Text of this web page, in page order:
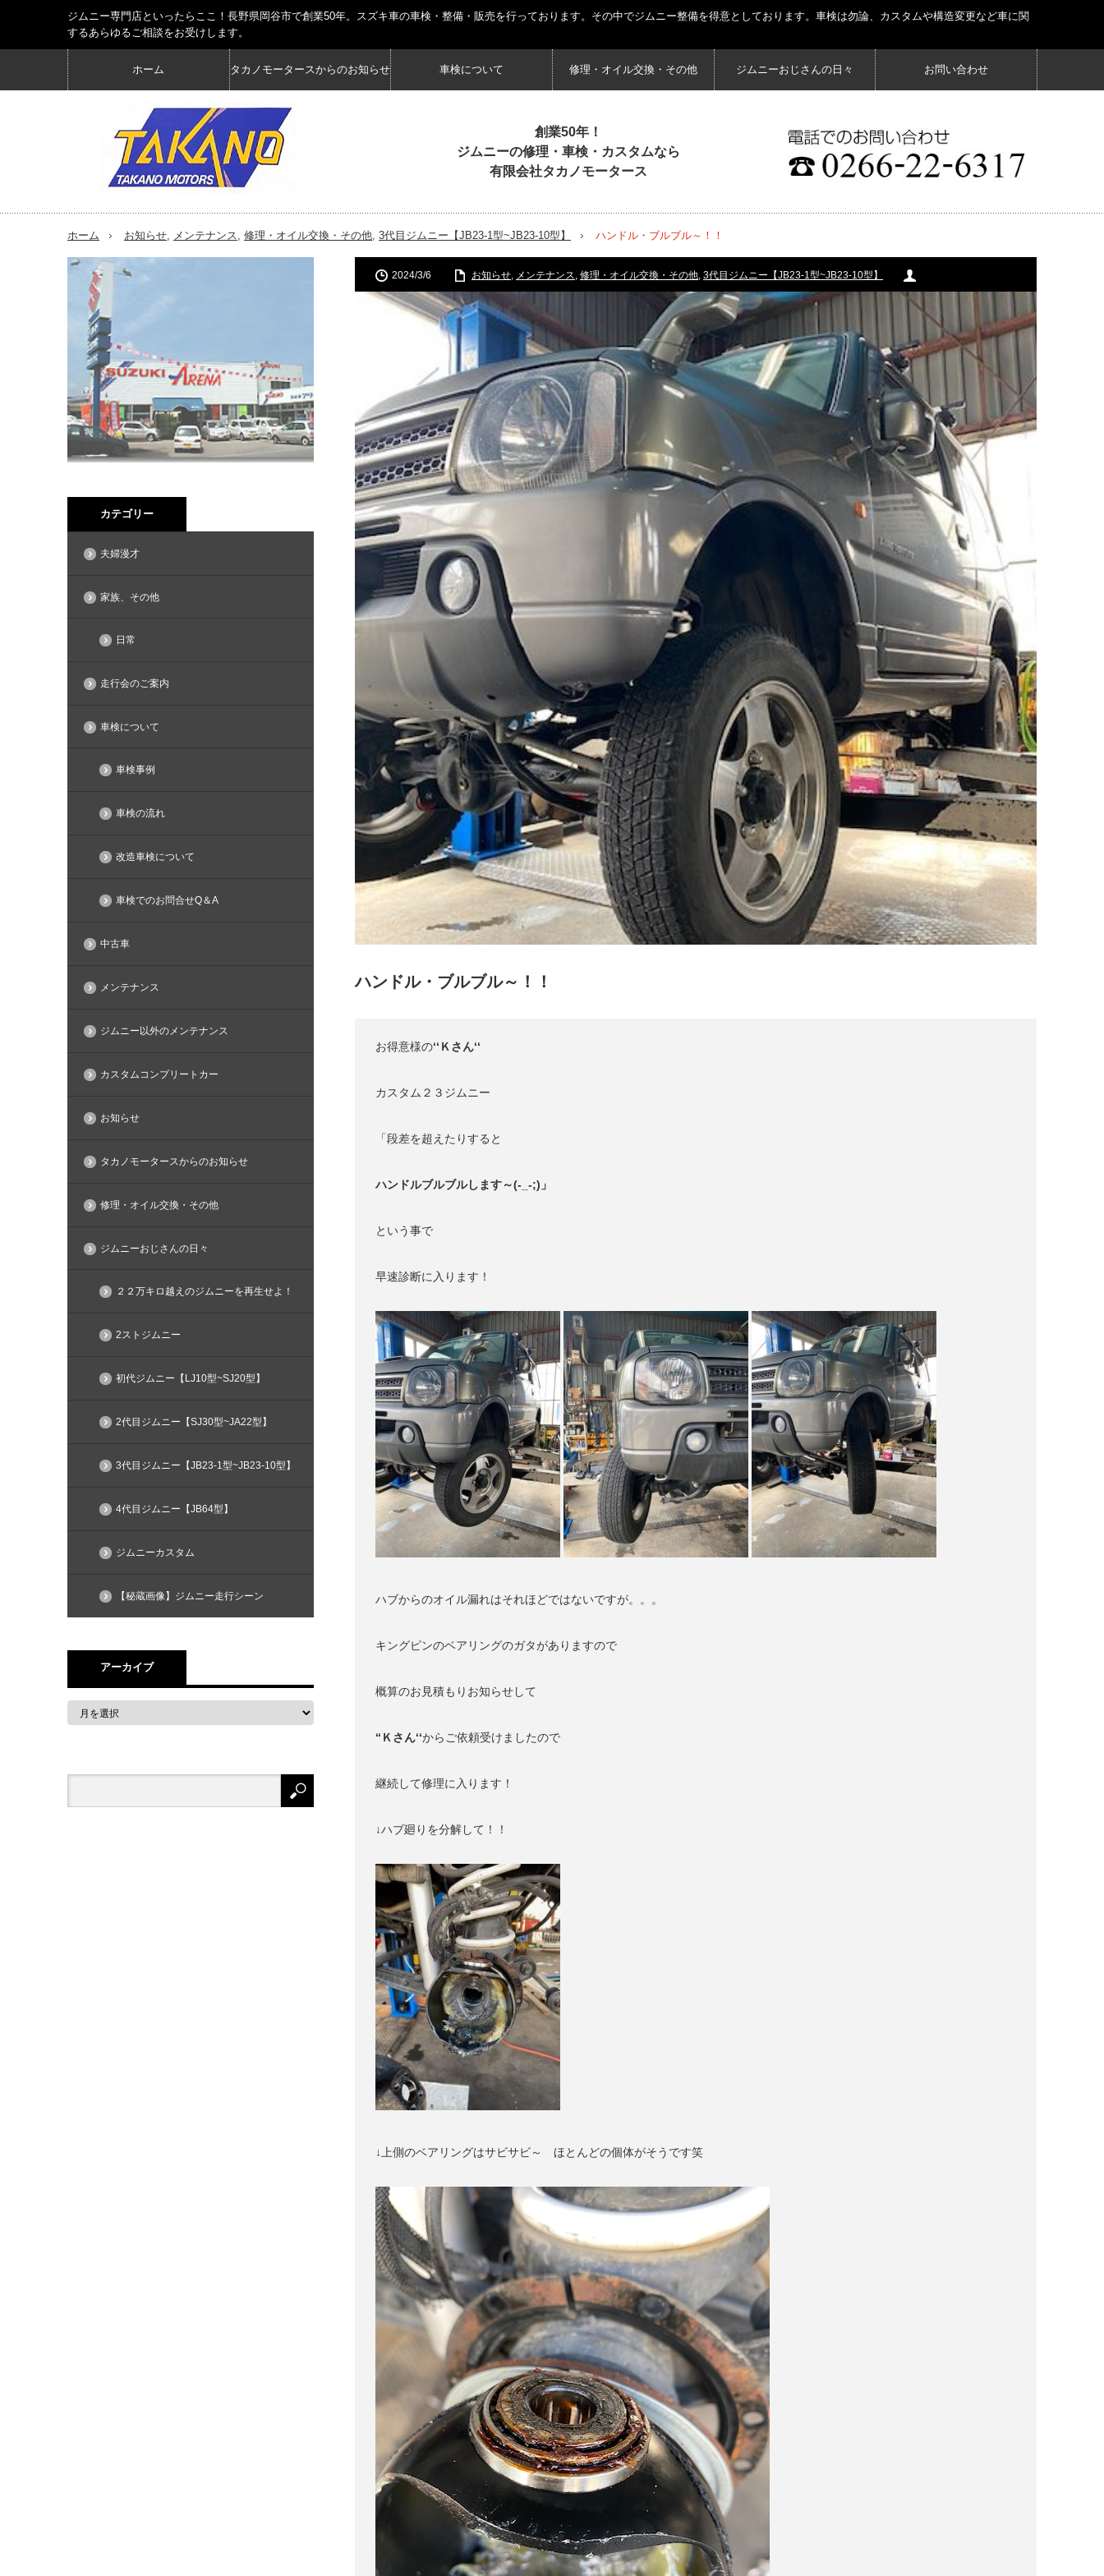
ジムニー専門店といったらここ！長野県岡谷市で創業50年。スズキ車の車検・整備・販売を行っております。その中でジムニー整備を得意としております。車検は勿論、カスタムや構造変更など車に関
するあらゆるご相談をお受けします。
ホーム タカノモータースからのお知らせ 車検について 修理・オイル交換・その他 ジムニーおじさんの日々 お問い合わせ
創業50年！
ジムニーの修理・車検・カスタムなら
有限会社タカノモータース
ホーム お知らせ, メンテナンス, 修理・オイル交換・その他, 3代目ジムニー【JB23-1型~JB23-10型】 ハンドル・ブルブル～！！
2024/3/6 お知らせ, メンテナンス, 修理・オイル交換・その他, 3代目ジムニー【JB23-1型~JB23-10型】
ハンドル・ブルブル～！！
お得意様の‘‘Ｋさん‘‘
カスタム２３ジムニー
「段差を超えたりすると
ハンドルブルブルします～(-_-;)」
という事で
早速診断に入ります！
ハブからのオイル漏れはそれほどではないですが。。。
キングピンのベアリングのガタがありますので
概算のお見積もりお知らせして
‘‘Ｋさん‘‘からご依頼受けましたので
継続して修理に入ります！
↓ハブ廻りを分解して！！
↓上側のベアリングはサビサビ～ ほとんどの個体がそうです笑
カテゴリー
夫婦漫才
家族、その他
日常
走行会のご案内
車検について
車検事例
車検の流れ
改造車検について
車検でのお問合せQ＆A
中古車
メンテナンス
ジムニー以外のメンテナンス
カスタムコンプリートカー
お知らせ
タカノモータースからのお知らせ
修理・オイル交換・その他
ジムニーおじさんの日々
２２万キロ越えのジムニーを再生せよ！
2ストジムニー
初代ジムニー【LJ10型~SJ20型】
2代目ジムニー【SJ30型~JA22型】
3代目ジムニー【JB23-1型~JB23-10型】
4代目ジムニー【JB64型】
ジムニーカスタム
【秘蔵画像】ジムニー走行シーン
アーカイブ